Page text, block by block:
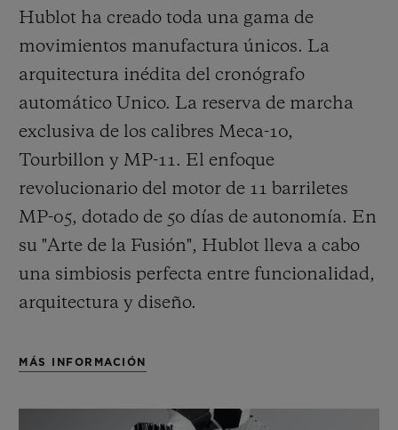
Hublot ha creado toda una gama de
movimientos manufactura únicos. La
arquitectura inédita del cronógrafo
automático Unico. La reserva de marcha
exclusiva de los calibres Meca-10,
Tourbillon y MP-11. El enfoque
revolucionario del motor de 11 barriletes
MP-05, dotado de 50 días de autonomía. En
su "Arte de la Fusión", Hublot lleva a cabo
una simbiosis perfecta entre funcionalidad,
arquitectura y diseño.
MÁS INFORMACIÓN